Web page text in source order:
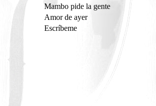
Mambo pide la gente
Amor de ayer
Escríbeme